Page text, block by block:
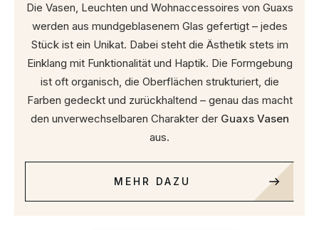
Die Vasen, Leuchten und Wohnaccessoires von Guaxs
werden aus mundgeblasenem Glas gefertigt – jedes
Stück ist ein Unikat. Dabei steht die Ästhetik stets im
Einklang mit Funktionalität und Haptik. Die Formgebung
ist oft organisch, die Oberflächen strukturiert, die
Farben gedeckt und zurückhaltend – genau das macht
den unverwechselbaren Charakter der Guaxs Vasen
aus.
MEHR DAZU